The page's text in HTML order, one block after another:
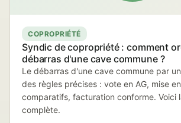
COPROPRIÉTÉ
Syndic de copropriété : comment
débarras d'une cave commune ?
Le débarras d'une cave commune par
des règles précises : vote en AG, mise
comparatifs, facturation conforme. Voici
complète.